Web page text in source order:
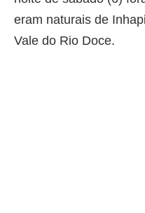
eram naturais de
Vale do Rio Doce.